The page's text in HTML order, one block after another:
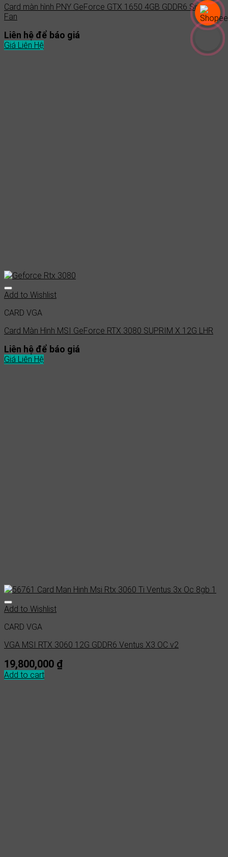
Card màn hình PNY GeForce GTX 1650 4GB GDDR6 Single
Fan
Liên hệ để báo giá
Giá Liên Hệ
Add to Wishlist
CARD VGA
Card Màn Hình MSI GeForce RTX 3080 SUPRIM X 12G LHR
Liên hệ để báo giá
Giá Liên Hệ
Add to Wishlist
CARD VGA
VGA MSI RTX 3060 12G GDDR6 Ventus X3 OC v2
19,800,000 ₫
Add to cart